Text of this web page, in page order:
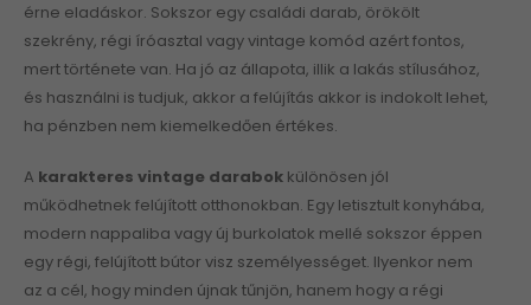
érne eladáskor. Sokszor egy családi darab, örökölt
szekrény, régi íróasztal vagy vintage komód azért fontos,
mert története van. Ha jó az állapota, illik a lakás stílusához,
és használni is tudjuk, akkor a felújítás akkor is indokolt lehet,
ha pénzben nem kiemelkedően értékes.
A karakteres vintage darabok különösen jól
működhetnek felújított otthonokban. Egy letisztult konyhába,
modern nappaliba vagy új burkolatok mellé sokszor éppen
egy régi, felújított bútor visz személyességet. Ilyenkor nem
az a cél, hogy minden újnak tűnjön, hanem hogy a régi